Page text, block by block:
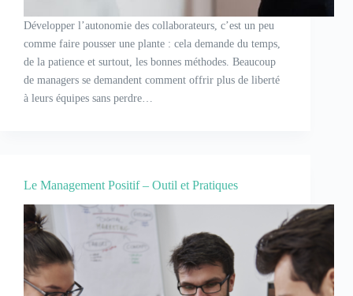
Développer l’autonomie des collaborateurs, c’est un peu
comme faire pousser une plante : cela demande du temps,
de la patience et surtout, les bonnes méthodes. Beaucoup
de managers se demandent comment offrir plus de liberté
à leurs équipes sans perdre…
Le Management Positif – Outil et Pratiques